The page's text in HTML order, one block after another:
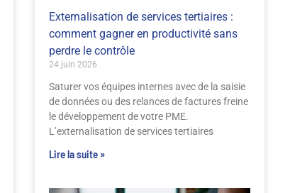
Externalisation de services tertiaires :
comment gagner en productivité sans
perdre le contrôle
24 juin 2026
Saturer vos équipes internes avec de la saisie
de données ou des relances de factures freine
le développement de votre PME.
L’externalisation de services tertiaires
Lire la suite »